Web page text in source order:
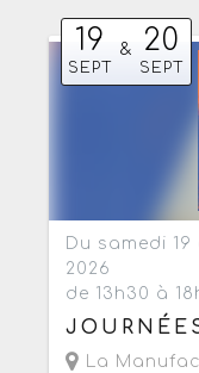
19
SEPT
& 20
SEPT
Du samedi
2026
de 13h30 à
La